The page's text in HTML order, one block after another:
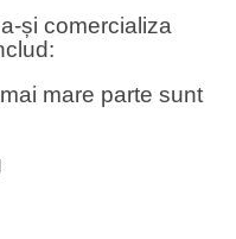
și comercializa
mare parte sunt